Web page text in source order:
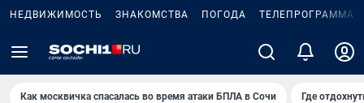
НЕДВИЖИМОСТЬ ЗНАКОМСТВА ПОГОДА ТЕЛЕПРОГРАММА
Как москвичка спасалась во время атаки БПЛА в Сочи Где